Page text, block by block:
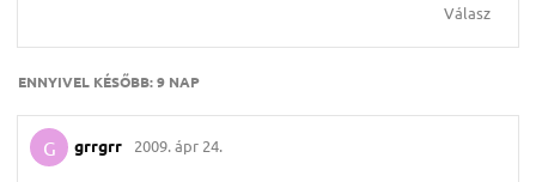
Válasz
ENNYIVEL KÉSŐBB:9 NAP
G grrgrr 2009. ápr 24.